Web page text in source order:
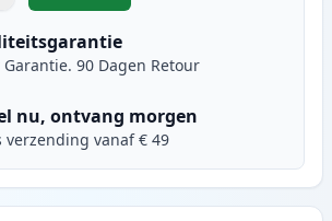
Garantie. 90 Dagen Retour
nu, ontvang morgen
verzending vanaf € 49